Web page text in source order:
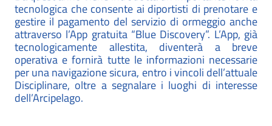
tecnologica che consente ai diportisti di prenotare e
gestire il pagamento del servizio di ormeggio anche
attraverso l’App gratuita “Blue Discovery”. L’App, già
tecnologicamente allestita, diventerà a breve
operativa e fornirà tutte le informazioni necessarie
per una navigazione sicura, entro i vincoli dell’attuale
Disciplinare, oltre a segnalare i luoghi di interesse
dell’Arcipelago.